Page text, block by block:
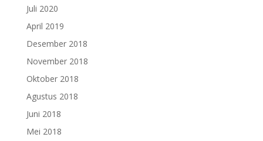
Juli 2020
April 2019
Desember 2018
November 2018
Oktober 2018
Agustus 2018
Juni 2018
Mei 2018